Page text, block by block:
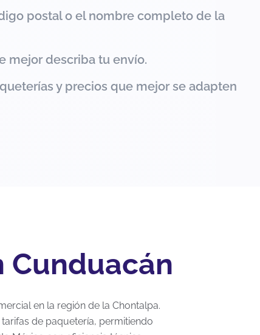
postal o el nombre completo de la
mejor describa tu envío.
y precios que mejor se adapten
Cunduacán
en la región de la Chontalpa.
de paquetería, permitiendo